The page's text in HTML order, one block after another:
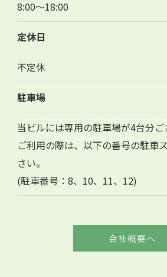
8:00～18:00
定休日
不定休
駐車場
当ビルには専用の駐車場が4台分ご
ご利用の際は、以下の番号の駐車
さい。
(駐車番号：8、10、11、12)
会社概要へ